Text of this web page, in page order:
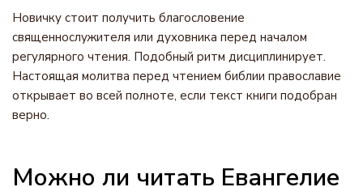
Новичку стоит получить благословение
священнослужителя или духовника перед началом
регулярного чтения. Подобный ритм дисциплинирует.
Настоящая молитва перед чтением библии православие
открывает во всей полноте, если текст книги подобран
верно.
Можно ли читать Евангелие